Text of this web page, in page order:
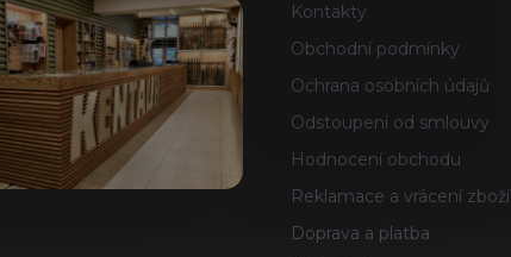
Kontakty
Obchodní podmínky
Ochrana osobních údajů
Odstoupení od smlouvy
Hodnocení obchodu
Reklamace a vrácení zboží
Doprava a platba